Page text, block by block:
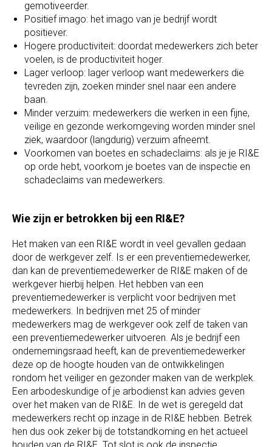
gemotiveerder.
Positief imago: het imago van je bedrijf wordt
positiever.
Hogere productiviteit: doordat medewerkers zich beter
voelen, is de productiviteit hoger.
Lager verloop: lager verloop want medewerkers die
tevreden zijn, zoeken minder snel naar een andere
baan.
Minder verzuim: medewerkers die werken in een fijne,
veilige en gezonde werkomgeving worden minder snel
ziek, waardoor (langdurig) verzuim afneemt.
Voorkomen van boetes en schadeclaims: als je je RI&E
op orde hebt, voorkom je boetes van de inspectie en
schadeclaims van medewerkers.
Wie zijn er betrokken bij een RI&E?
Het maken van een RI&E wordt in veel gevallen gedaan
door de werkgever zelf. Is er een preventiemedewerker,
dan kan de preventiemedewerker de RI&E maken of de
werkgever hierbij helpen. Het hebben van een
preventiemedewerker is verplicht voor bedrijven met
medewerkers. In bedrijven met 25 of minder
medewerkers mag de werkgever ook zelf de taken van
een preventiemedewerker uitvoeren. Als je bedrijf een
ondernemingsraad heeft, kan de preventiemedewerker
deze op de hoogte houden van de ontwikkelingen
rondom het veiliger en gezonder maken van de werkplek.
Een arbodeskundige of je arbodienst kan advies geven
over het maken van de RI&E. In de wet is geregeld dat
medewerkers recht op inzage in de RI&E hebben. Betrek
hen dus ook zeker bij de totstandkoming en het actueel